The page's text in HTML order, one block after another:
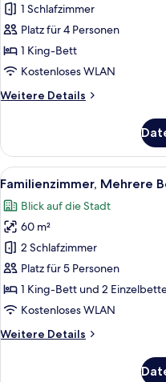
1 King-
Bett
(Ambassador)
anzeigen
1 Schlafzimmer
Platz für 4 Personen
1 King-Bett
Kostenloses WLAN
Weitere Details
Weitere
1 King-
Bett
(Ambassador)
Alle
Fotos
für
Familienzimmer,
Mehrere
Betten,
Verbindungszimmer
anzeigen
10
Familienzimmer, Mehrere
Blick auf die Stadt
60 m²
2 Schlafzimmer
Platz für 5 Personen
1 King-Bett und 2
Kostenloses WLAN
Weitere Details
Weitere